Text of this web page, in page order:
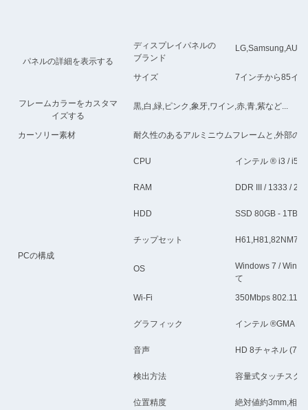
パネルの詳細を表示する
ディスプレイパネルの
ブランド
サイズ 7インチから85イ
フレームカラーをカスタマ
イズする
黒,白,緑,ピンク,象牙,ワイン,赤,青,紫など...
カーソリー素材 耐久性のあるアルミニウムフレームと,外部の
PCの構成
CPU インテル ® i3 / i5 /
RAM DDR III / 1333 /
HDD SSD 80GB - 1TB
チップセット H61,H81,82NM70
OS
Windows 7 /
て
Wi-Fi
350Mbps 802.11b/
グラフィック インテル ®GMA
音声 HD 8チャネル
検出方法 容量式タッチスク
位置精度 絶対値約3mm,相対